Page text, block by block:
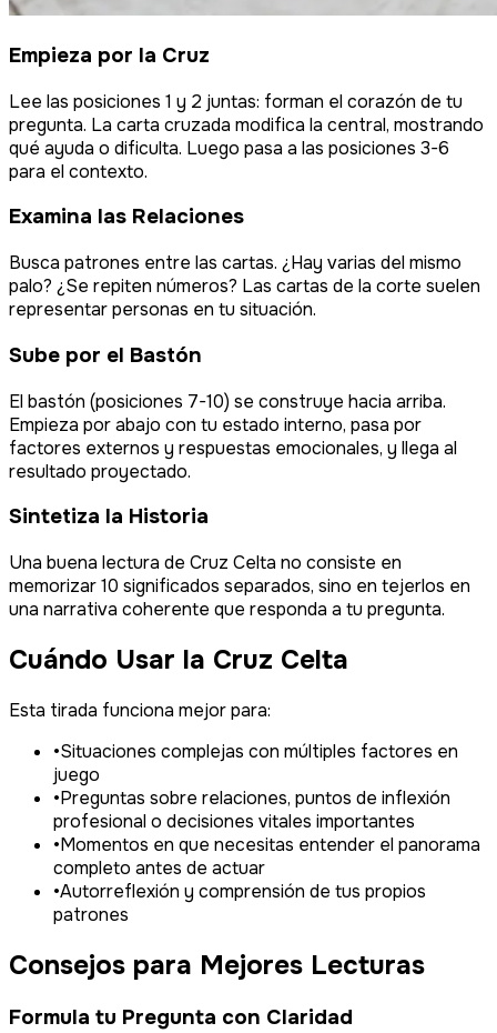
Empieza por la Cruz
Lee las posiciones 1 y 2 juntas: forman el corazón de tu
pregunta. La carta cruzada modifica la central, mostrando
qué ayuda o dificulta. Luego pasa a las posiciones 3-6
para el contexto.
Examina las Relaciones
Busca patrones entre las cartas. ¿Hay varias del mismo
palo? ¿Se repiten números? Las cartas de la corte suelen
representar personas en tu situación.
Sube por el Bastón
El bastón (posiciones 7-10) se construye hacia arriba.
Empieza por abajo con tu estado interno, pasa por
factores externos y respuestas emocionales, y llega al
resultado proyectado.
Sintetiza la Historia
Una buena lectura de Cruz Celta no consiste en
memorizar 10 significados separados, sino en tejerlos en
una narrativa coherente que responda a tu pregunta.
Cuándo Usar la Cruz Celta
Esta tirada funciona mejor para:
•Situaciones complejas con múltiples factores en
juego
•Preguntas sobre relaciones, puntos de inflexión
profesional o decisiones vitales importantes
•Momentos en que necesitas entender el panorama
completo antes de actuar
•Autorreflexión y comprensión de tus propios
patrones
Consejos para Mejores Lecturas
Formula tu Pregunta con Claridad